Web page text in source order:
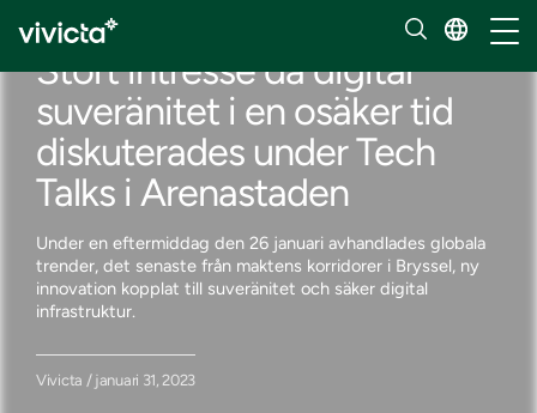
Stort intresse då digital
suveränitet i en osäker tid
diskuterades under Tech
Talks i Arenastaden
Under en eftermiddag den 26 januari avhandlades globala
trender, det senaste från maktens korridorer i Bryssel, ny
innovation kopplat till suveränitet och säker digital
infrastruktur.
Vivicta / januari 31, 2023